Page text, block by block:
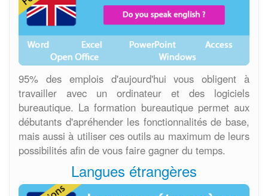
95% des emplois d'aujourd'hui vous obligent à
travailler avec un ordinateur et des logiciels
bureautique. La formation bureautique permet aux
débutants d'apréhender les fonctionnalités de base,
mais aussi à utiliser ces outils au maximum de leurs
possibilités afin de vous faire gagner du temps.
Langues étrangères